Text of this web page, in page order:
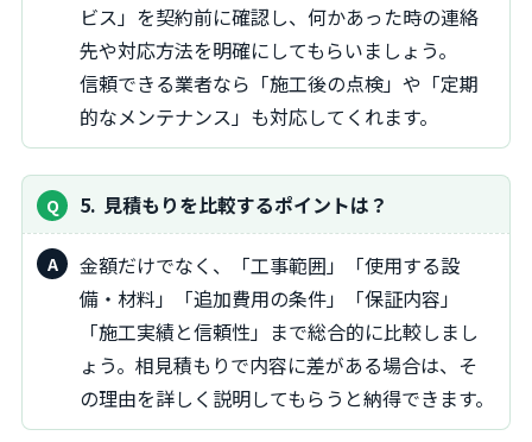
ビス」を契約前に確認し、何かあった時の連絡
先や対応方法を明確にしてもらいましょう。
信頼できる業者なら「施工後の点検」や「定期
的なメンテナンス」も対応してくれます。
5 見積もりを比較するポイントは？
金額だけでなく、「工事範囲」「使用する設
備・材料」「追加費用の条件」「保証内容」
「施工実績と信頼性」まで総合的に比較しまし
ょう。相見積もりで内容に差がある場合は、そ
の理由を詳しく説明してもらうと納得できます。